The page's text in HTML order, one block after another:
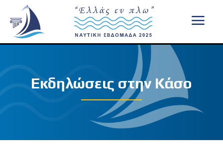
Εκδηλώσεις στην Κάσο